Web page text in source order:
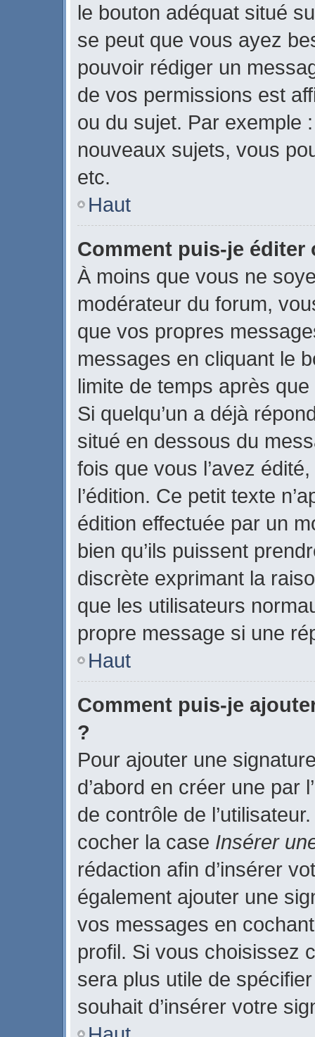
le bouton adéquat situé
se peut que vous ayez
pouvoir rédiger un
de vos permissions est
ou du sujet. Par exemple
nouveaux sujets, vous
etc.
Haut
Comment puis-je éditer
À moins que vous ne
modérateur du forum,
que vos propres
messages en cliquant le
limite de temps après
Si quelqu’un a déjà
situé en dessous du
fois que vous l’avez
l’édition. Ce petit texte
édition effectuée par un
bien qu’ils puissent
discrète exprimant la
que les utilisateurs
propre message si une
Haut
Comment puis-je
?
Pour ajouter une
d’abord en créer une par
de contrôle de
cocher la case Insérer
rédaction afin d’insérer
également ajouter une
vos messages en
profil. Si vous choisissez
sera plus utile de
souhait d’insérer votre